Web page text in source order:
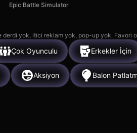
Epic Battle Simulator
yok, itici reklam yok, pop-up yok. Favori
Çok Oyunculu Erkekler İçin
Aksiyon Balon